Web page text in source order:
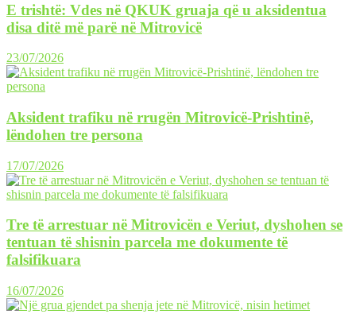
E trishtë: Vdes në QKUK gruaja që u aksidentua
disa ditë më parë në Mitrovicë
23/07/2026
Aksident trafiku në rrugën Mitrovicë-Prishtinë,
lëndohen tre persona
17/07/2026
Tre të arrestuar në Mitrovicën e Veriut, dyshohen se
tentuan të shisnin parcela me dokumente të
falsifikuara
16/07/2026